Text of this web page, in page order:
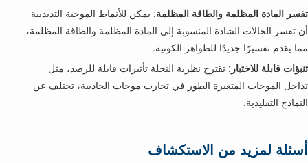
تفسر المادة المظلمة والطاقة المظلمة: يمكن للأنماط الموجية التذبذبية
أن تفسر الحالات الشاذة المنسوبة إلى المادة المظلمة والطاقة المظلمة،
مما يقدم تفسيرًا جديدًا للظواهر الكونية.
تنبؤات قابلة للاختبار : تقترح نظرية النحلة تأثيرات قابلة للرصد، مثل
تداخل الموجات المتغيرة الطور في تجارب موجات الجاذبية، تختلف عن
النماذج التقليدية.
أسئلة لمزيد من الاستكشاف